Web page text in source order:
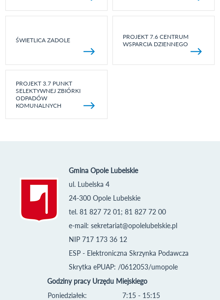
ŚWIETLICA ZADOLE
PROJEKT 7.6 CENTRUM
WSPARCIA DZIENNEGO
PROJEKT 3.7 PUNKT
SELEKTYWNEJ ZBIÓRKI
ODPADÓW
KOMUNALNYCH
Gmina Opole Lubelskie
ul. Lubelska 4
24-300 Opole Lubelskie
tel. 81 827 72 01; 81 827 72 00
e-mail: sekretariat@opolelubelskie.pl
NIP 717 173 36 12
ESP - Elektroniczna Skrzynka Podawcza
Skrytka ePUAP: /0612053/umopole
Godziny pracy Urzędu Miejskiego
Poniedziałek:
7:15 - 15:15